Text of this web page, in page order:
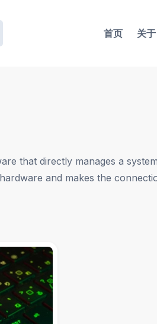
首页
关于
that directly manages a
and makes the